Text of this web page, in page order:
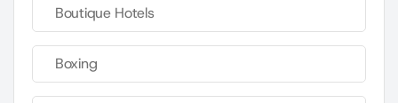
Boutique Hotels
Boxing